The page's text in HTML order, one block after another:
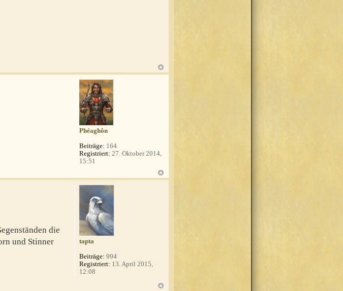
Phéaghôn
Beiträge: 164
Registriert: 27. Oktober 2014,
15:51
die
und Stinner
tapta
Beiträge: 994
Registriert: 13. April 2015,
12:08